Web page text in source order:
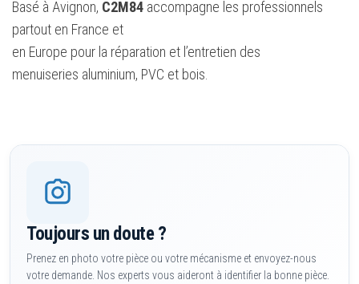
Basé à Avignon, C2M84 accompagne les professionnels
partout en France et
en Europe pour la réparation et l’entretien des
menuiseries aluminium, PVC et bois.
Toujours un doute ?
Prenez en photo votre pièce ou votre mécanisme et envoyez-nous
votre demande. Nos experts vous aideront à identifier la bonne pièce.